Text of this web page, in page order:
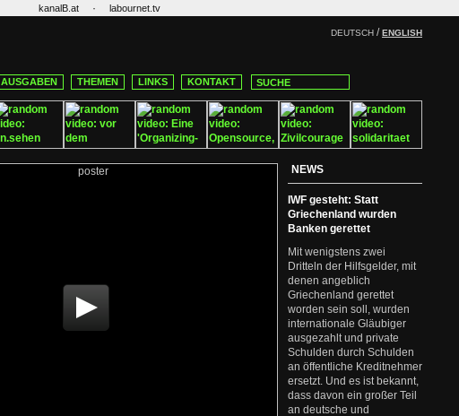
kanalB.at · labournet.tv
DEUTSCH /ENGLISH
AUSGABEN THEMEN LINKS KONTAKT
NEWS
IWF gesteht: Statt
Griechenland wurden
Banken gerettet
Mit wenigstens zwei
Dritteln der Hilfsgelder, mit
denen angeblich
Griechenland gerettet
worden sein soll, wurden
internationale Gläubiger
ausgezahlt und private
Schulden durch Schulden
an öffentliche Kreditnehmer
ersetzt. Und es ist bekannt,
dass davon ein großer Teil
an deutsche und